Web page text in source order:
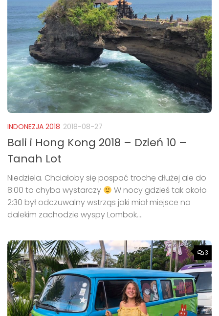
INDONEZJA 2018 2018-08-27
Bali i Hong Kong 2018 – Dzień 10 –
Tanah Lot
Niedziela. Chciałoby się pospać trochę dłużej ale do
8:00 to chyba wystarczy
W nocy gdzieś tak około
2:30 był odczuwalny wstrząs jaki miał miejsce na
dalekim zachodzie wyspy Lombok....
3